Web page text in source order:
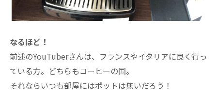
なるほど！
前述のYouTuberさんは、フランスやイタリアに良く行っ
ている方。どちらもコーヒーの国。
それならいつも部屋にはポットは無いだろう！